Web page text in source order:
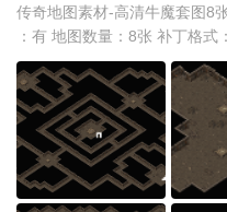
传奇地图素材-高清牛魔套图8
：有 地图数量：8张 补丁格式